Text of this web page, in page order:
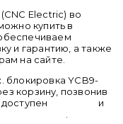
Electric) во
купить в
и гарантию, а также
на сайте.
YCB9-
корзину, позвонив
и